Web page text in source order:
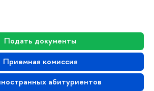
Подать документы
Приемная комиссия
абитуриентов